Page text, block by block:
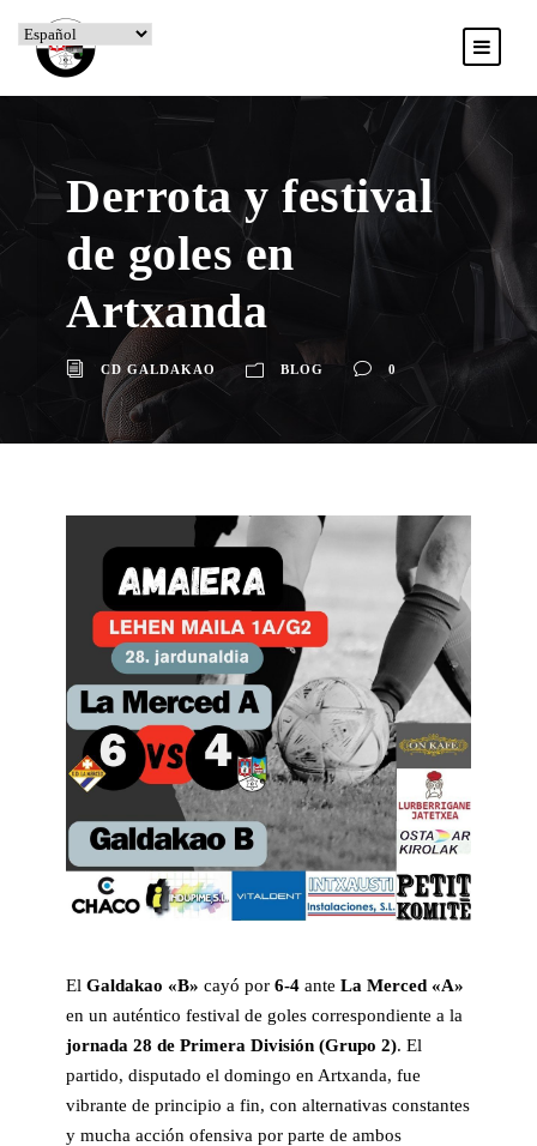
Derrota y festival
de goles en
Artxanda
CD GALDAKAO BLOG 0
El Galdakao «B» cayó por 6-4 ante La Merced «A»
en un auténtico festival de goles correspondiente a la
jornada 28 de Primera División (Grupo 2). El
partido, disputado el domingo en Artxanda, fue
vibrante de principio a fin, con alternativas constantes
y mucha acción ofensiva por parte de ambos